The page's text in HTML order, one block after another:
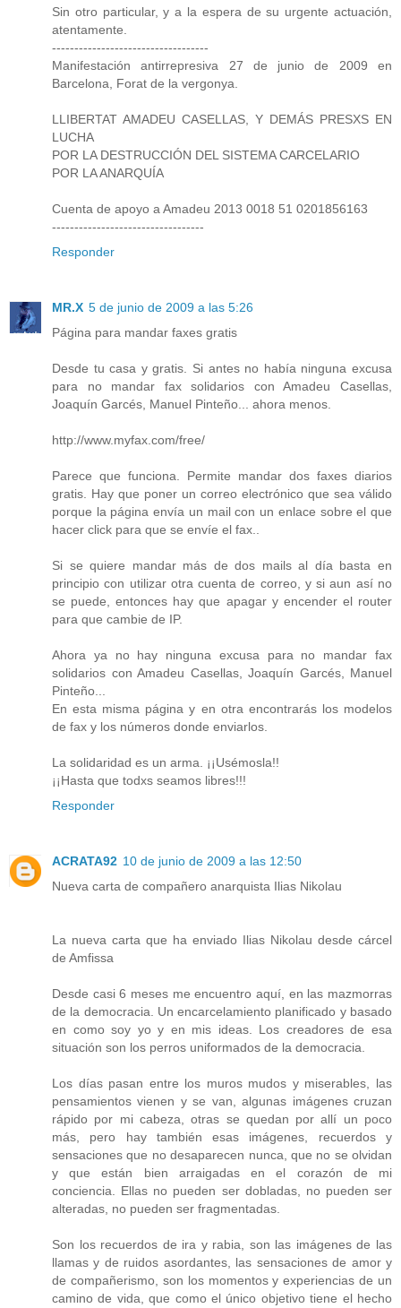
Sin otro particular, y a la espera de su urgente actuación,
atentamente.
-----------------------------------
Manifestación antirrepresiva 27 de junio de 2009 en
Barcelona, Forat de la vergonya.
LLIBERTAT AMADEU CASELLAS, Y DEMÁS PRESXS EN
LUCHA
POR LA DESTRUCCIÓN DEL SISTEMA CARCELARIO
POR LA ANARQUÍA
Cuenta de apoyo a Amadeu 2013 0018 51 0201856163
----------------------------------
Responder
MR.X 5 de junio de 2009 a las 5:26
Página para mandar faxes gratis
Desde tu casa y gratis. Si antes no había ninguna excusa
para no mandar fax solidarios con Amadeu Casellas,
Joaquín Garcés, Manuel Pinteño... ahora menos.
http://www.myfax.com/free/
Parece que funciona. Permite mandar dos faxes diarios
gratis. Hay que poner un correo electrónico que sea válido
porque la página envía un mail con un enlace sobre el que
hacer click para que se envíe el fax..
Si se quiere mandar más de dos mails al día basta en
principio con utilizar otra cuenta de correo, y si aun así no
se puede, entonces hay que apagar y encender el router
para que cambie de IP.
Ahora ya no hay ninguna excusa para no mandar fax
solidarios con Amadeu Casellas, Joaquín Garcés, Manuel
Pinteño...
En esta misma página y en otra encontrarás los modelos
de fax y los números donde enviarlos.
La solidaridad es un arma. ¡¡Usémosla!!
¡¡Hasta que todxs seamos libres!!!
Responder
ACRATA92 10 de junio de 2009 a las 12:50
Nueva carta de compañero anarquista Ilias Nikolau
La nueva carta que ha enviado Ilias Nikolau desde cárcel
de Amfissa
Desde casi 6 meses me encuentro aquí, en las mazmorras
de la democracia. Un encarcelamiento planificado y basado
en como soy yo y en mis ideas. Los creadores de esa
situación son los perros uniformados de la democracia.
Los días pasan entre los muros mudos y miserables, las
pensamientos vienen y se van, algunas imágenes cruzan
rápido por mi cabeza, otras se quedan por allí un poco
más, pero hay también esas imágenes, recuerdos y
sensaciones que no desaparecen nunca, que no se olvidan
y que están bien arraigadas en el corazón de mi
conciencia. Ellas no pueden ser dobladas, no pueden ser
alteradas, no pueden ser fragmentadas.
Son los recuerdos de ira y rabia, son las imágenes de las
llamas y de ruidos asordantes, las sensaciones de amor y
de compañerismo, son los momentos y experiencias de un
camino de vida, que como el único objetivo tiene el hecho